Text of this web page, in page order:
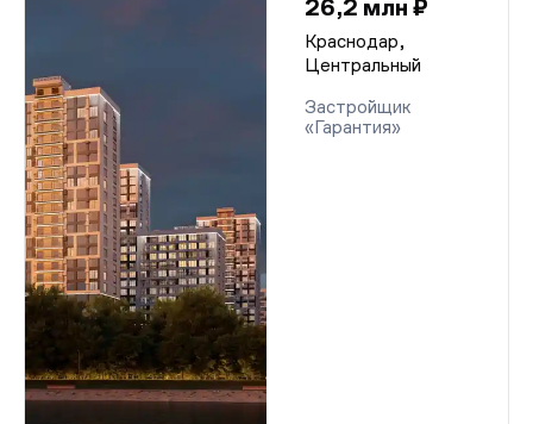
26,2 млн ₽
Краснодар,
Центральный
Застройщик
«Гарантия»